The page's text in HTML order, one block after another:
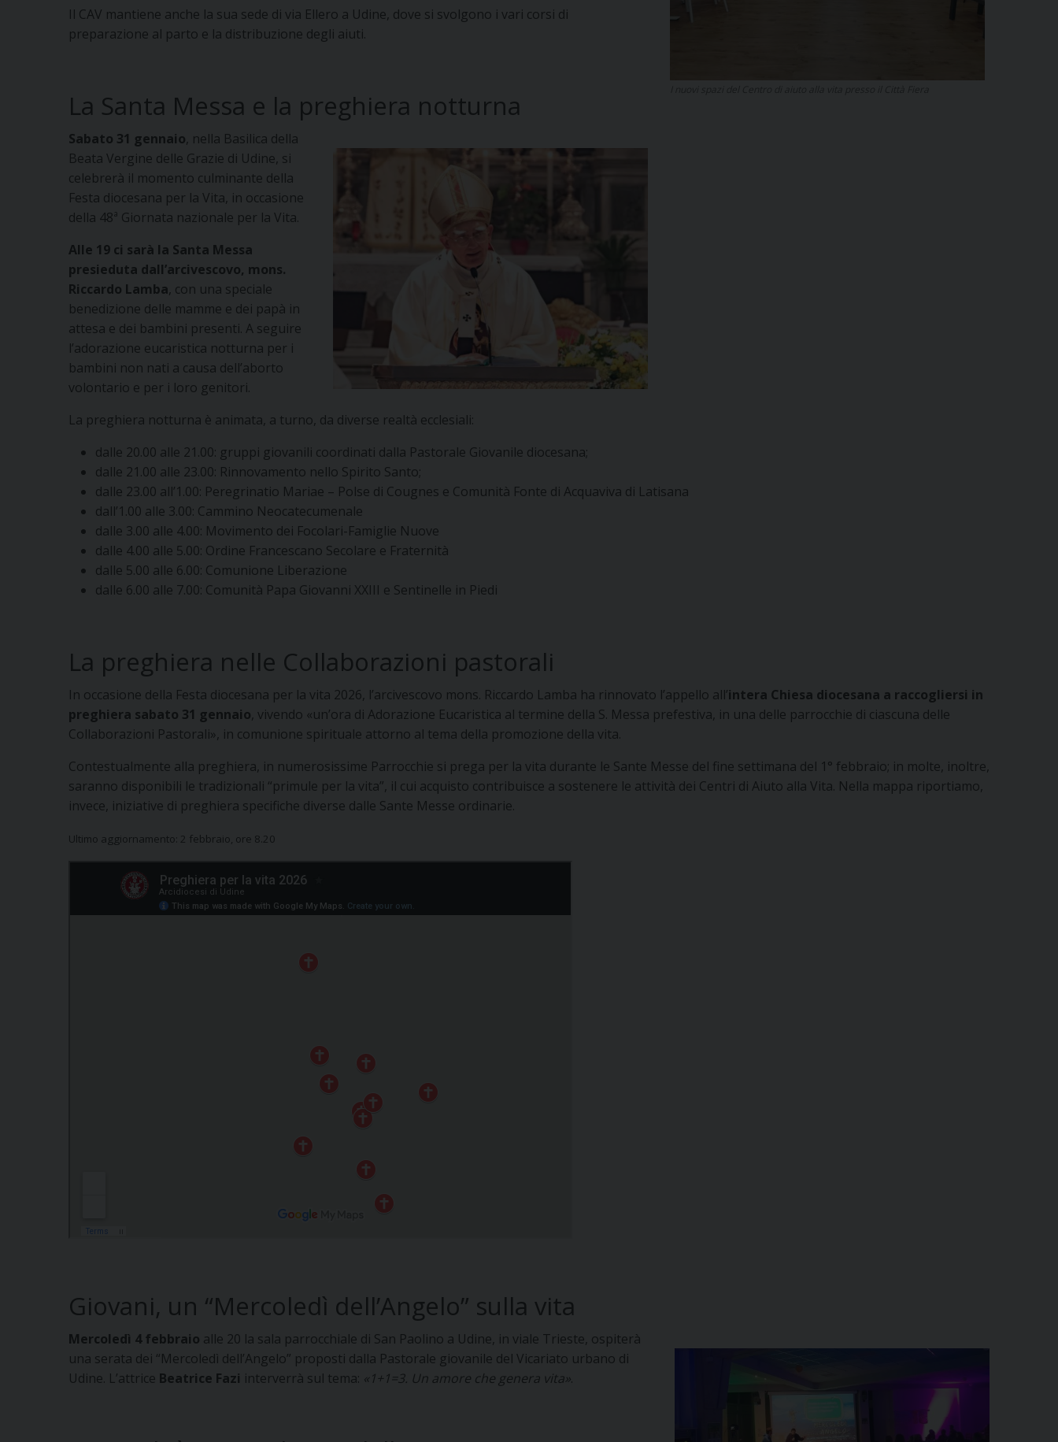
Il CAV mantiene anche la sua sede di via Ellero a Udine, dove si svolgono i vari corsi di
preparazione al parto e la distribuzione degli aiuti.
La Santa Messa e la preghiera notturna
Sabato 31 gennaio, nella Basilica della
Beata Vergine delle Grazie di Udine, si
celebrerà il momento culminante della
Festa diocesana per la Vita, in occasione
della 48ª Giornata nazionale per la Vita.
Alle 19 ci sarà la Santa Messa
presieduta dall’arcivescovo, mons.
Riccardo Lamba, con una speciale
benedizione delle mamme e dei papà in
attesa e dei bambini presenti. A seguire
l’adorazione eucaristica notturna per i
bambini non nati a causa dell’aborto
volontario e per i loro genitori.
La preghiera notturna è animata, a turno, da diverse realtà ecclesiali:
dalle 20.00 alle 21.00: gruppi giovanili coordinati dalla Pastorale Giovanile diocesana;
dalle 21.00 alle 23.00: Rinnovamento nello Spirito Santo;
dalle 23.00 all’1.00: Peregrinatio Mariae – Polse di Cougnes e Comunità Fonte di Acquaviva di Latisana
dall’1.00 alle 3.00: Cammino Neocatecumenale
dalle 3.00 alle 4.00: Movimento dei Focolari-Famiglie Nuove
dalle 4.00 alle 5.00: Ordine Francescano Secolare e Fraternità
dalle 5.00 alle 6.00: Comunione Liberazione
dalle 6.00 alle 7.00: Comunità Papa Giovanni XXIII e Sentinelle in Piedi
La preghiera nelle Collaborazioni pastorali
In occasione della Festa diocesana per la vita 2026, l’arcivescovo mons. Riccardo Lamba ha rinnovato l’appello all’intera Chiesa diocesana a raccogliersi in
preghiera sabato 31 gennaio, vivendo «un’ora di Adorazione Eucaristica al termine della S. Messa prefestiva, in una delle parrocchie di ciascuna delle
Collaborazioni Pastorali», in comunione spirituale attorno al tema della promozione della vita.
Contestualmente alla preghiera, in numerosissime Parrocchie si prega per la vita durante le Sante Messe del fine settimana del 1° febbraio; in molte, inoltre,
saranno disponibili le tradizionali “primule per la vita”, il cui acquisto contribuisce a sostenere le attività dei Centri di Aiuto alla Vita. Nella mappa riportiamo,
invece, iniziative di preghiera specifiche diverse dalle Sante Messe ordinarie.
Ultimo aggiornamento: 2 febbraio, ore 8.20
Giovani, un “Mercoledì dell’Angelo” sulla vita
Mercoledì 4 febbraio alle 20 la sala parrocchiale di San Paolino a Udine, in viale Trieste, ospiterà
una serata dei “Mercoledì dell’Angelo” proposti dalla Pastorale giovanile del Vicariato urbano di
Udine. L’attrice Beatrice Fazi interverrà sul tema: «1+1=3. Un amore che genera vita».